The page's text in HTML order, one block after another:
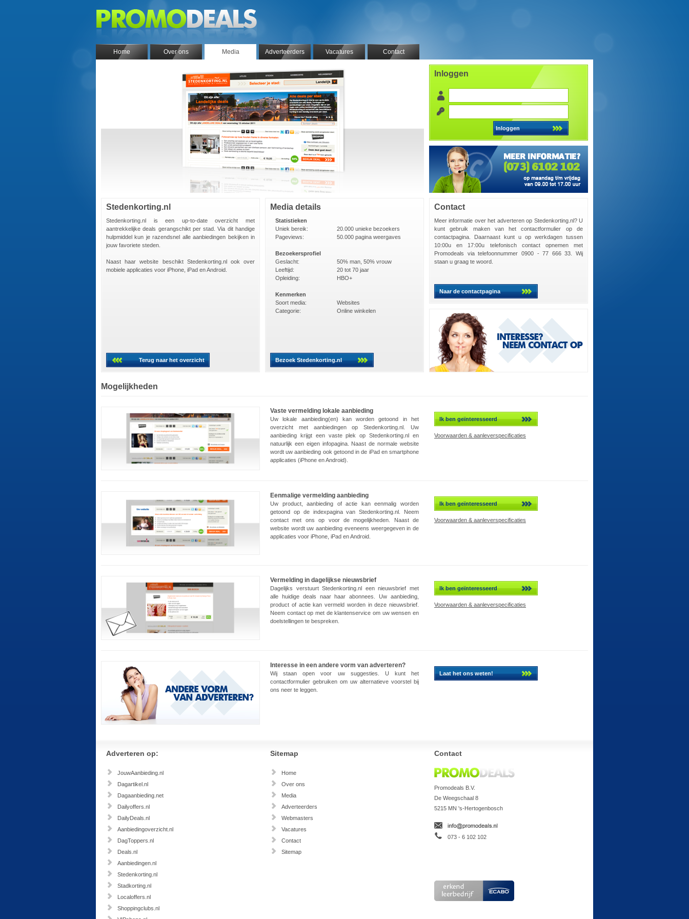
Home Over ons Media Adverteerders Vacatures Contact
Inloggen
Stedenkorting.nl
Stedenkorting.nl is een up-to-date overzicht met
aantrekkelijke deals gerangschikt per stad. Via dit handige
hulpmiddel kun je razendsnel alle aanbiedingen bekijken in
jouw favoriete steden.
Naast haar website beschikt Stedenkorting.nl ook over
mobiele applicaties voor iPhone, iPad en Android.
Terug naar het overzicht
Media details
Statistieken
Uniek bereik:
20.000 unieke bezoekers
Pageviews:
50.000 pagina weergaves
Bezoekersprofiel
Geslacht:
50% man, 50% vrouw
Leeftijd:
20 tot 70 jaar
Opleiding:
HBO+
Kenmerken
Soort media:
Websites
Categorie:
Online winkelen
Bezoek Stedenkorting.nl
Contact
Meer informatie over het adverteren op Stedenkorting.nl? U
kunt gebruik maken van het contactformulier op de
contactpagina. Daarnaast kunt u op werkdagen tussen
10:00u en 17:00u telefonisch contact opnemen met
Promodeals via telefoonnummer 0900 - 77 666 33. Wij
staan u graag te woord.
Naar de contactpagina
Mogelijkheden
Vaste vermelding lokale aanbieding
Uw lokale aanbieding(en) kan worden getoond in het
overzicht met aanbiedingen op Stedenkorting.nl. Uw
aanbieding krijgt een vaste plek op Stedenkorting.nl en
natuurlijk een eigen infopagina. Naast de normale website
wordt uw aanbieding ook getoond in de iPad en smartphone
applicaties (iPhone en Android).
Ik ben geïnteresseerd
Voorwaarden & aanleverspecificaties
Eenmalige vermelding aanbieding
Uw product, aanbieding of actie kan eenmalig worden
getoond op de indexpagina van Stedenkorting.nl. Neem
contact met ons op voor de mogelijkheden. Naast de
website wordt uw aanbieding eveneens weergegeven in de
applicaties voor iPhone, iPad en Android.
Ik ben geïnteresseerd
Voorwaarden & aanleverspecificaties
Vermelding in dagelijkse nieuwsbrief
Dagelijks verstuurt Stedenkorting.nl een nieuwsbrief met
alle huidige deals naar haar abonnees. Uw aanbieding,
product of actie kan vermeld worden in deze nieuwsbrief.
Neem contact op met de klantenservice om uw wensen en
doelstellingen te bespreken.
Ik ben geïnteresseerd
Voorwaarden & aanleverspecificaties
Interesse in een andere vorm van adverteren?
Wij staan open voor uw suggesties. U kunt het
contactformulier gebruiken om uw alternatieve voorstel bij
ons neer te leggen.
Laat het ons weten!
Adverteren op:
JouwAanbieding.nl
Dagartikel.nl
Dagaanbieding.net
Dailyoffers.nl
DailyDeals.nl
Aanbiedingoverzicht.nl
DagToppers.nl
Deals.nl
Aanbiedingen.nl
Stedenkorting.nl
Stadkorting.nl
Localoffers.nl
Shoppingclubs.nl
Sitemap
Home
Over ons
Media
Adverteerders
Webmasters
Vacatures
Contact
Sitemap
Contact
Promodeals B.V.
De Weegschaal 8
5215 MN 's-Hertogenbosch
073 - 6 102 102